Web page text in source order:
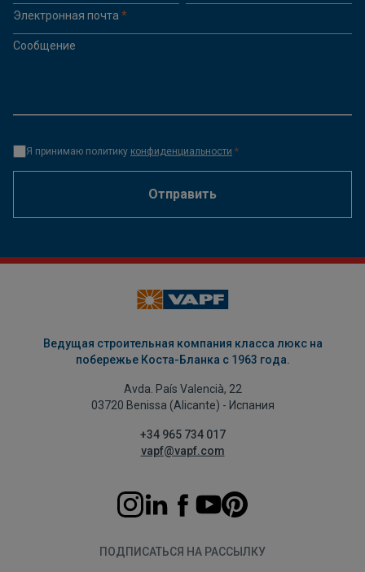
Электронная почта *
Сообщение
Я принимаю политику конфиденциальности *
Отправить
Ведущая строительная компания класса люкс на
побережье Коста-Бланка с 1963 года.
Avda. País Valencià, 22
03720 Benissa (Alicante) - Испания
+34 965 734 017
vapf@vapf.com
ПОДПИСАТЬСЯ НА РАССЫЛКУ